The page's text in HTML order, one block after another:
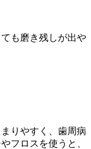
も磨き残しが出や
りやすく、歯周病
フロスを使うと、